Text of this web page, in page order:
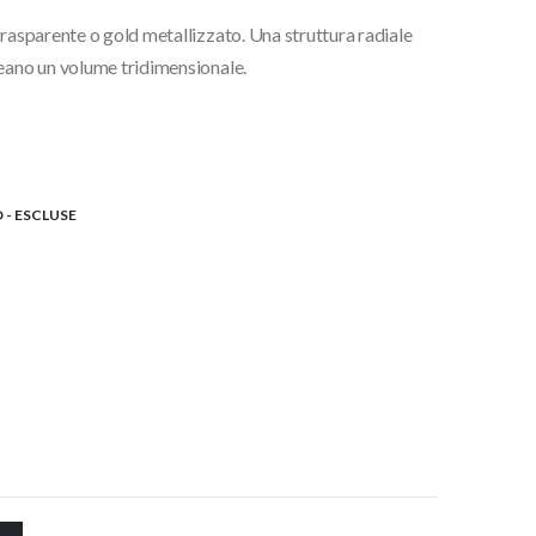
o gold metallizzato. Una struttura radiale
un volume tridimensionale.
ESCLUSE